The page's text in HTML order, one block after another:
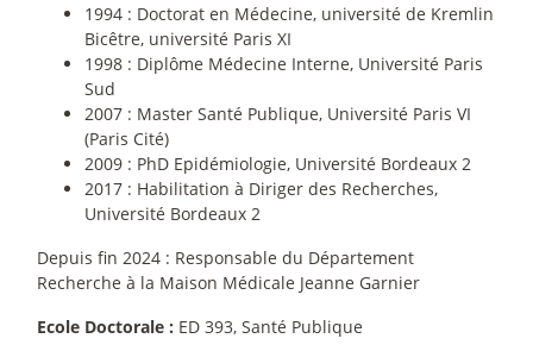
1994 : Doctorat en Médecine, université de Kremlin
Bicêtre, université Paris XI
1998 : Diplôme Médecine Interne, Université Paris
Sud
2007 : Master Santé Publique, Université Paris VI
(Paris Cité)
2009 : PhD Epidémiologie, Université Bordeaux 2
2017 : Habilitation à Diriger des Recherches,
Université Bordeaux 2
Depuis fin 2024 : Responsable du Département
Recherche à la Maison Médicale Jeanne Garnier
Ecole Doctorale : ED 393, Santé Publique